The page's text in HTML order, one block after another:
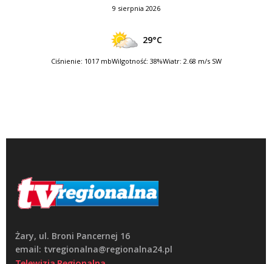
9 sierpnia 2026
29°C
Ciśnienie: 1017 mbWilgotność: 38%Wiatr: 2.68 m/s SW
Żary, ul. Broni Pancernej 16
email: tvregionalna@regionalna24.pl